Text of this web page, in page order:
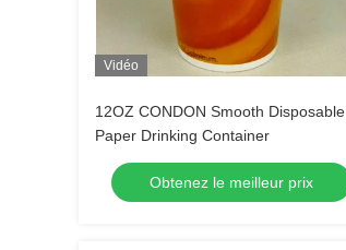
Vidéo
12OZ CONDON Smooth Disposable
Paper Drinking Container
Obtenez le meilleur prix